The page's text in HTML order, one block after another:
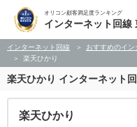
オリコン顧客満足度ランキング
インターネット回線
インターネット回線
おすすめのイ
楽天ひかり
楽天ひかり インターネット
楽天ひかり